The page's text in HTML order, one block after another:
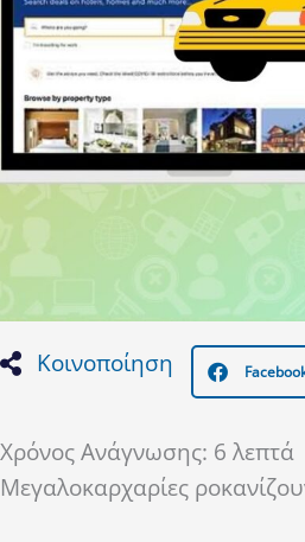
Κοινοποίηση
Χρόνος Ανάγνωσης: 6 λεπτά
Μεγαλοκαρχαρίες